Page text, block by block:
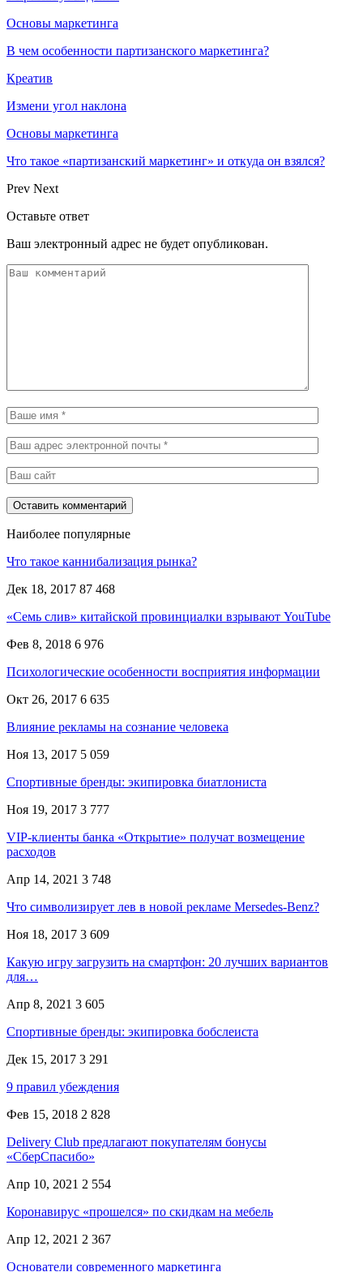
Основы маркетинга
В чем особенности партизанского маркетинга?
Креатив
Измени угол наклона
Основы маркетинга
Что такое «партизанский маркетинг» и откуда он взялся?
Prev Next
Оставьте ответ
Ваш электронный адрес не будет опубликован.
Наиболее популярные
Что такое каннибализация рынка?
Дек 18, 2017 87 468
«Семь слив» китайской провинциалки взрывают YouTube
Фев 8, 2018 6 976
Психологические особенности восприятия информации
Окт 26, 2017 6 635
Влияние рекламы на сознание человека
Ноя 13, 2017 5 059
Спортивные бренды: экипировка биатлониста
Ноя 19, 2017 3 777
VIP-клиенты банка «Открытие» получат возмещение
расходов
Апр 14, 2021 3 748
Что символизирует лев в новой рекламе Mersedes-Benz?
Ноя 18, 2017 3 609
Какую игру загрузить на смартфон: 20 лучших вариантов
для…
Апр 8, 2021 3 605
Спортивные бренды: экипировка бобслеиста
Дек 15, 2017 3 291
9 правил убеждения
Фев 15, 2018 2 828
Delivery Club предлагают покупателям бонусы
«СберСпасибо»
Апр 10, 2021 2 554
Коронавирус «прошелся» по скидкам на мебель
Апр 12, 2021 2 367
Основатели современного маркетинга